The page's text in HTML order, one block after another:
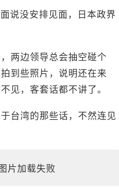
说没安排见面，日本政界
两边领导总会抽空碰个
到些照片，说明还在来
见，客套话都不讲了。
台湾的那些话，不然连见